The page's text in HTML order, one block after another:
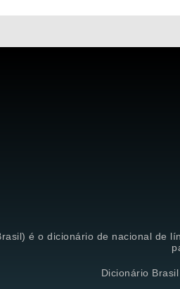
é o dicionário de nacional de
Dicionário